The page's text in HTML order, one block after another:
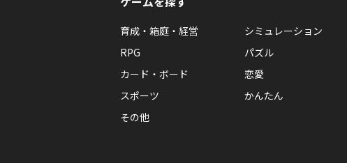
育成・箱庭・経営
シミュレーション
RPG
パズル
カード・ボード
恋愛
スポーツ
かんたん
その他